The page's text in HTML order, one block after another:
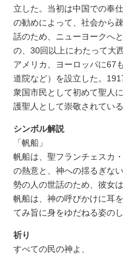
立した。当初は中国での奉
の勧めによって、社会から
話のため、ニューヨークへ
の、30回以上にわたって大
アメリカ、ヨーロッパに67
道院など）を設立した。
衆国市民として初めて聖人
護聖人として崇敬されてい
シンボル解説
「帆船」
帆船は、聖フランチェスカ
の熱意と、神への揺るぎな
勢の人の世話のため、彼女
帆船は、神の呼びかけに耳
てみ旨に身をゆだねる姿の
祈り
すべての民の神よ、